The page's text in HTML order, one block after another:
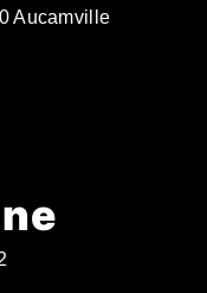
Aucamville